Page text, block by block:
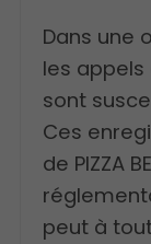
Dans une
les appels
sont
Ces
de PIZZA
peut à